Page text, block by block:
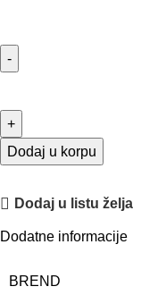
Dodaj u korpu
Dodaj u listu želja
Dodatne informacije
BREND